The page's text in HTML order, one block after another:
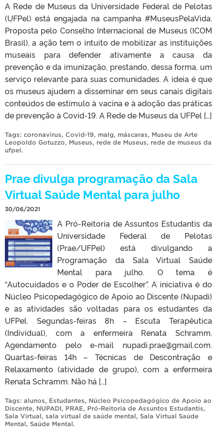
A Rede de Museus da Universidade Federal de Pelotas
(UFPel) está engajada na campanha #MuseusPelaVida.
Proposta pelo Conselho Internacional de Museus (ICOM
Brasil), a ação tem o intuito de mobilizar as instituições
museais para defender ativamente a causa da
prevenção e da imunização, prestando, dessa forma, um
serviço relevante para suas comunidades. A ideia é que
os museus ajudem a disseminar em seus canais digitais
conteúdos de estímulo à vacina e à adoção das práticas
de prevenção à Covid-19. A Rede de Museus da UFPel […]
Tags: coronavirus, Covid-19, malg, máscaras, Museu de Arte
Leopoldo Gotuzzo, Museus, rede de Museus, rede de museus da
ufpel.
Prae divulga programação da Sala
Virtual Saúde Mental para julho
30/06/2021
A Pró-Reitoria de Assuntos Estudantis da
Universidade Federal de Pelotas
(Prae/UFPel) está divulgando a
Programação da Sala Virtual Saúde
Mental para julho. O tema é
“Autocuidados e o Poder de Escolher”. A iniciativa é do
Núcleo Psicopedagógico de Apoio ao Discente (Nupadi)
e as atividades são voltadas para os estudantes da
UFPel. Segundas-feiras 8h – Escuta Terapêutica
(Individual), com a enfermeira Renata Schramm.
Agendamento pelo e-mail nupadi.prae@gmail.com.
Quartas-feiras 14h – Técnicas de Descontração e
Relaxamento (atividade de grupo), com a enfermeira
Renata Schramm. Não há […]
Tags: alunos, Estudantes, Núcleo Psicopedagógico de Apoio ao
Discente, NUPADI, PRAE, Pró-Reitoria de Assuntos Estudantis,
Sala Virtual, sala virtual de saúde mental, Sala Virtual Saúde
Mental, Saúde Mental.